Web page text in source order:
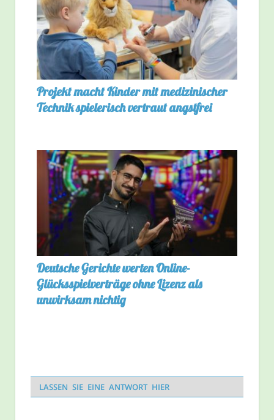
Projekt macht Kinder mit medizinischer
Technik spielerisch vertraut angstfrei
Deutsche Gerichte werten Online-
Glücksspielverträge ohne Lizenz als
unwirksam nichtig
LASSEN SIE EINE ANTWORT HIER